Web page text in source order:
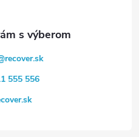
recover.sk
555 556